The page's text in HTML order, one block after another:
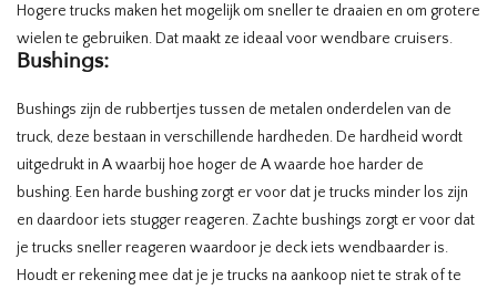
Hogere trucks maken het mogelijk om sneller te draaien en om grotere
wielen te gebruiken. Dat maakt ze ideaal voor wendbare cruisers.
Bushings:
Bushings zijn de rubbertjes tussen de metalen onderdelen van de
truck, deze bestaan in verschillende hardheden. De hardheid wordt
uitgedrukt in A waarbij hoe hoger de A waarde hoe harder de
bushing. Een harde bushing zorgt er voor dat je trucks minder los zijn
en daardoor iets stugger reageren. Zachte bushings zorgt er voor dat
je trucks sneller reageren waardoor je deck iets wendbaarder is.
Houdt er rekening mee dat je je trucks na aankoop niet te strak of te